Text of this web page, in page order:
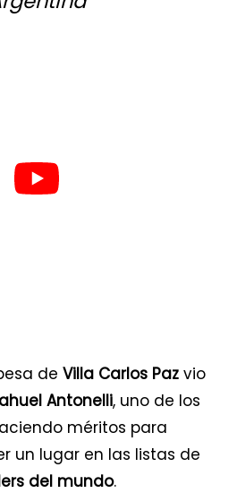
de Villa Carlos Paz vio
Antonelli, uno de los
méritos para
un lugar en las listas de
del mundo.